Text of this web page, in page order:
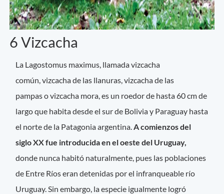
6 Vizcacha
La Lagostomus maximus, llamada vizcacha
común, vizcacha de las llanuras, vizcacha de las
pampas o vizcacha mora, es un roedor de hasta 60 cm de
largo que habita desde el sur de Bolivia y Paraguay hasta
el norte de la Patagonia argentina. A comienzos del
siglo XX fue introducida en el oeste del Uruguay,
donde nunca habitó naturalmente, pues las poblaciones
de Entre Ríos eran detenidas por el infranqueable río
Uruguay. Sin embargo, la especie igualmente logró